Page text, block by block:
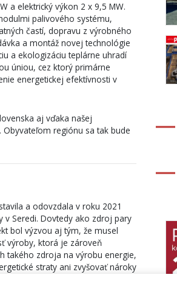
a elektrický výkon 2 x 9,5 MW.
palivového systému,
častí, dopravu z výrobného
a montáž novej technológie
a ekologizáciu teplárne uhradí
úniou, cez ktorý primárne
energetickej efektívnosti v
aj vďaka našej
regiónu sa tak bude
a odovzdala v roku 2021
v Seredi. Dovtedy ako zdroj pary
bol výzvou aj tým, že musel
výroby, ktorá je zároveň
takého zdroja na výrobu energie,
straty ani zvyšovať nároky
objasňuje náročnosť zákazky